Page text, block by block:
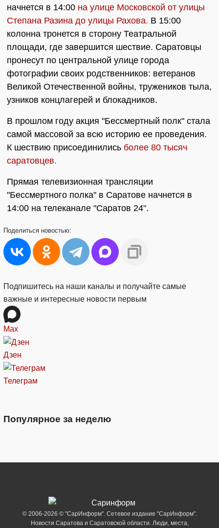
начнется в 14:00 на улице Московской от улицы
Степана Разина до улицы Рахова. В 15:00
колонна тронется в сторону Театральной
площади, где завершится шествие. Саратовцы
пронесут по центральной улице города
фотографии своих родственников: ветеранов
Великой Отечественной войны, тружеников тыла,
узников концлагерей и блокадников.
В прошлом году акция "Бессмертный полк" стала
самой массовой за всю историю ее проведения.
К шествию присоединились более 80 тысяч
саратовцев.
Прямая телевизионная трансляции
"Бессмертного полка" в Саратове начнется в
14:00 на телеканале "Саратов 24".
Поделиться новостью:
Подпишитесь на наши каналы и получайте самые
важные и интересные новости первым
Max
Дзен
Телеграм
Популярное за неделю
© 2006-2026 © "СарИнформ". Сетевое издание "СарИнформ".
Новости Саратова и Саратовской области. Люди, места,